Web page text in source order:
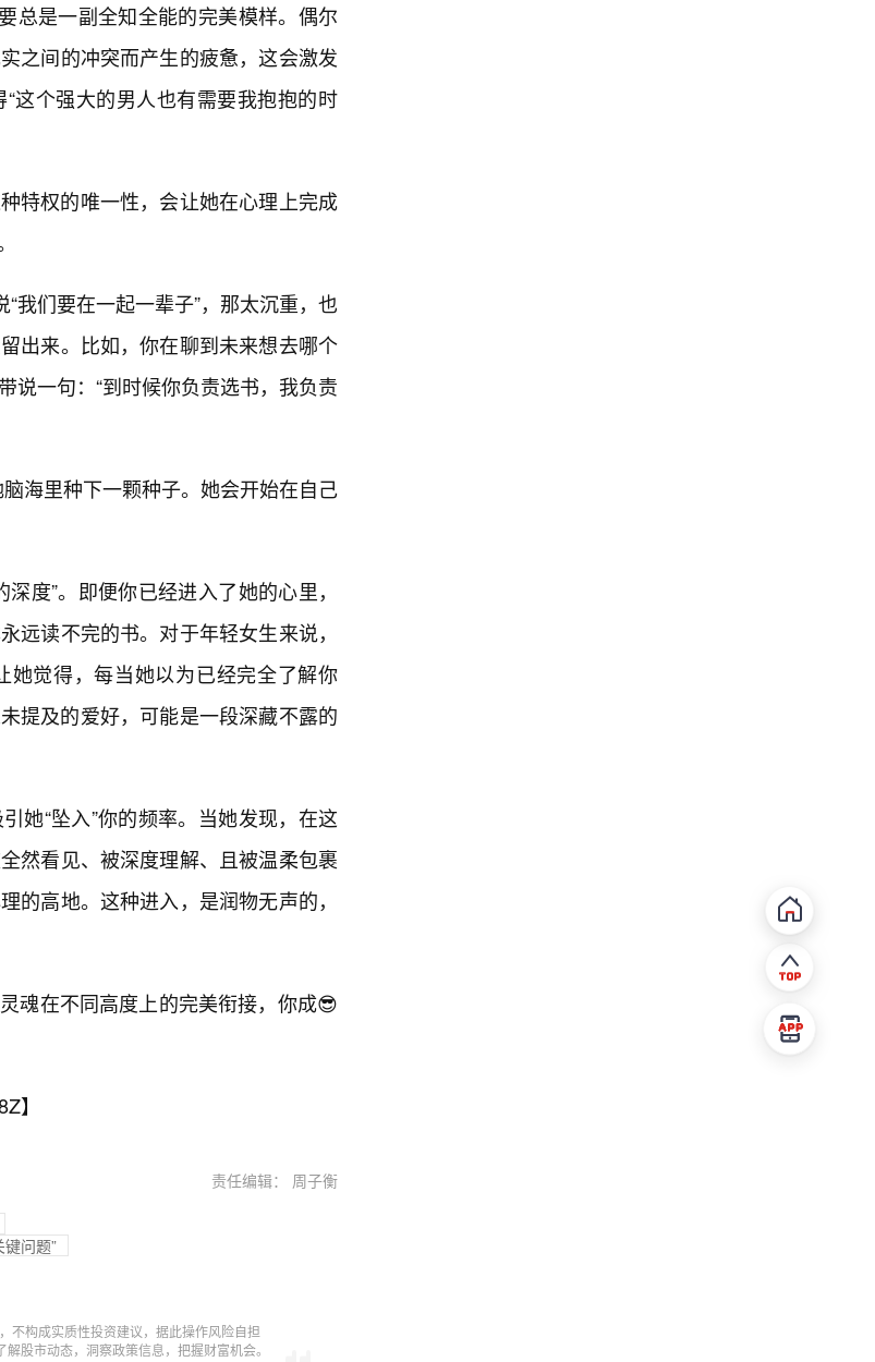
总是一副全知全能的完美模样。偶尔
之间的冲突而产生的疲惫，这会激发
这个强大的男人也有需要我抱抱的时
特权的唯一性，会让她在心理上完成
我们要在一起一辈子”，那太沉重，也
出来。比如，你在聊到未来想去哪个
说一句：“到时候你负责选书，我负责
海里种下一颗种子。她会开始在自己
度”。即便你已经进入了她的心里，
远读不完的书。对于年轻女生来说，
觉得，每当她以为已经完全了解你
提及的爱好，可能是一段深藏不露的
她“坠入”你的频率。当她发现，在这
然看见、被深度理解、且被温柔包裹
的高地。这种进入，是润物无声的，
魂在不同高度上的完美衔接，你成😎
】
责任编辑： 周子衡
问题”
不构成实质性投资建议，据此操作风险自担
股市动态，洞察政策信息，把握财富机会。